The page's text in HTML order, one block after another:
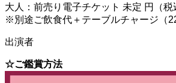
大人：前売り電子チケット 未定 円（
※別途ご飲食代＋テーブルチャージ（
出演者
☆ご鑑賞方法